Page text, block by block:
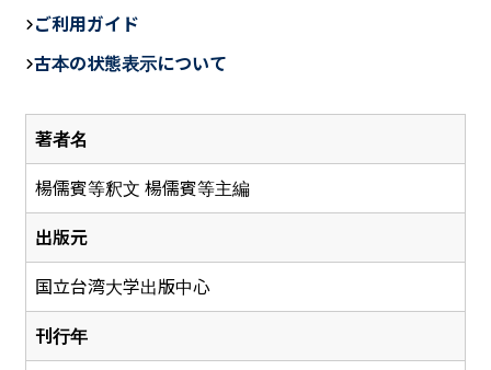
著者名
楊儒賓等釈文 楊儒賓等主編
出版元
国立台湾大学出版中心
刊行年
e
b
o
o
k
ご利用ガイド
古本の状態表示について